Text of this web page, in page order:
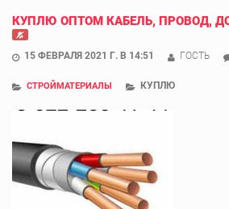
КУПЛЮ ОПТОМ КАБЕЛЬ, ПРОВОД,
15 ФЕВРАЛЯ 2021 Г. В 14:51 ГОСТЬ
СТРОЙМАТЕРИАЛЫ КУПЛЮ